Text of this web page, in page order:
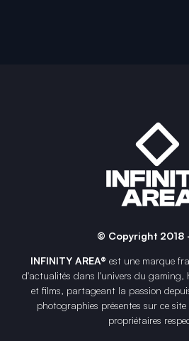
© Copyright 2018
INFINITY AREA® est une marque
d'actualités dans l'univers du gaming,
et films, partageant la passion
photographies présentes sur ce
propriétaires